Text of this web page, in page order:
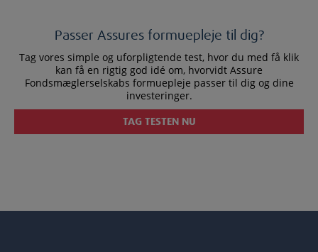
Passer Assures formuepleje til dig?
Tag vores simple og uforpligtende test, hvor du med få klik
kan få en rigtig god idé om, hvorvidt Assure
Fondsmæglerselskabs formuepleje passer til dig og dine
investeringer.
TAG TESTEN NU